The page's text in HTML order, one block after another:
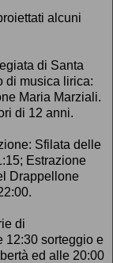
alcuni
di Santa
di musica lirica:
Maria Marziali.
di 12 anni.
Sfilata delle
Estrazione
Drappellone
di
12:30 sorteggio e
ed alle 20:00